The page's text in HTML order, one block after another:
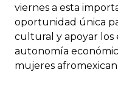
viernes a esta
oportunidad única
cultural y apoyar los
autonomía
mujeres